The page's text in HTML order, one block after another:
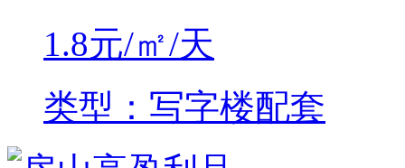
1.8元/㎡/天
类型：写字楼配套